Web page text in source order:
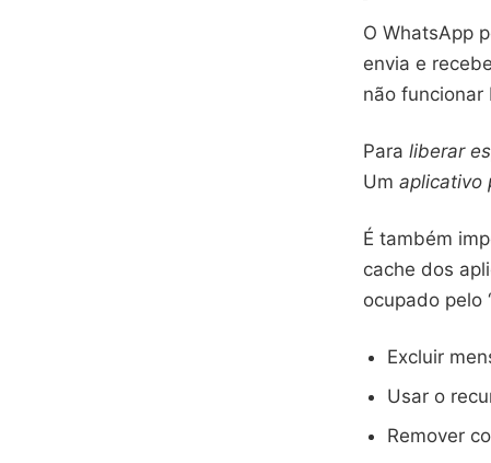
O WhatsApp
envia e recebe
não funcionar
Para liberar
Um aplicativo
É também
cache dos
ocupado pelo
Excluir
Usar o
Remover